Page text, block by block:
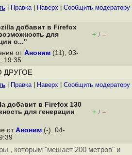
Правка| Наверх Cообщить модератору
добавит в Firefox
для
о..."
+ / –
от Аноним (11), 03-
19:35
ДРУГОЕ
Правка| Наверх Cообщить модератору
добавит в Firefox 130
для генерации
+ / –
от Аноним (-), 04-
, которым "мешает 200 метров" и